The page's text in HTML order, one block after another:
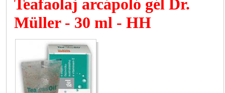
Teafaolaj arcápoló gél Dr.
Müller - 30 ml - HH